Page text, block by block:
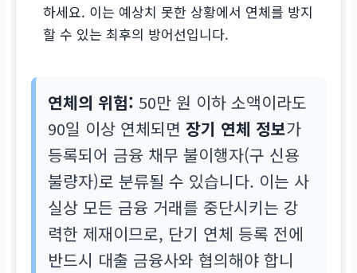
하세요. 이는 예상치 못한 상황에서 연체를 방지
할 수 있는 최후의 방어선입니다.
연체의 위험: 50만 원 이하 소액이라도
90일 이상 연체되면장기 연체 정보가
등록되어 금융 채무 불이행자(구 신용
불량자)로 분류될 수 있습니다. 이는 사
실상 모든 금융 거래를 중단시키는 강
력한 제재이므로, 단기 연체 등록 전에
반드시 대출 금융사와 협의해야 합니